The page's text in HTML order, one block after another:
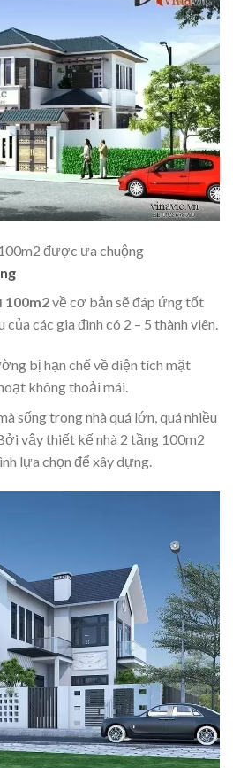
được ưa chuộng
100m2về cơ bản sẽ đáp ứng tốt
các gia đình có 2 – 5 thành viên.
bị hạn chế về diện tích mặt
không thoải mái.
sống trong nhà quá lớn, quá nhiều
vậy thiết kế nhà 2 tầng 100m2
lựa chọn để xây dựng.